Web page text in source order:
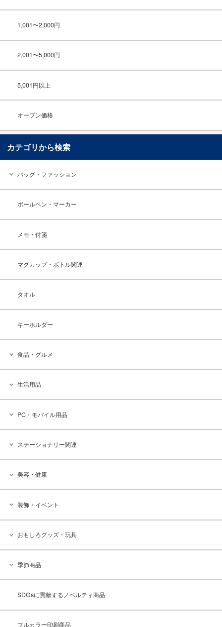
1,001〜2,000円
2,001〜5,000円
5,001円以上
オープン価格
カテゴリから検索
バッグ・ファッション
ボールペン・マーカー
メモ・付箋
マグカップ・ボトル関連
タオル
キーホルダー
食品・グルメ
生活用品
PC・モバイル用品
ステーショナリー関連
美容・健康
装飾・イベント
おもしろグッズ・玩具
季節商品
SDGsに貢献するノベルティ商品
フルカラー印刷商品